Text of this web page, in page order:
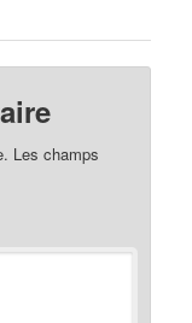
Les champs